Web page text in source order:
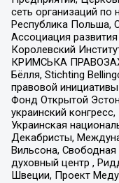
сеть организаций
Республика
Ассоциация
Королевский
КРИМСЬКА
Бёлля, Stichting
правовой
Фонд Открытой
украинский
Украинская
Декабристы,
Вильсона,
духовный центр ,
Швеции, Проект